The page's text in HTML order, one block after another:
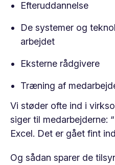
Efteruddannelse
De systemer og
arbejdet
Eksterne rådgivere
Træning af
Vi støder ofte ind i
siger til medarbejderne:
Excel. Det er gået fint
Og sådan sparer de